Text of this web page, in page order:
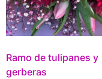
Ramo de tulipanes y
gerberas